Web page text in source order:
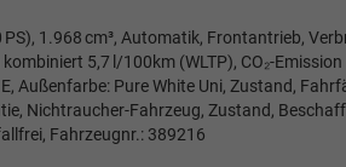
PS), 1.968 cm³, Automatik, Frontantrieb,
5,7 l/100km (WLTP), CO₂-
Außenfarbe: Pure White Uni, Zustand,
Nichtraucher-Fahrzeug, Zustand,
Fahrzeugnr.: 389216